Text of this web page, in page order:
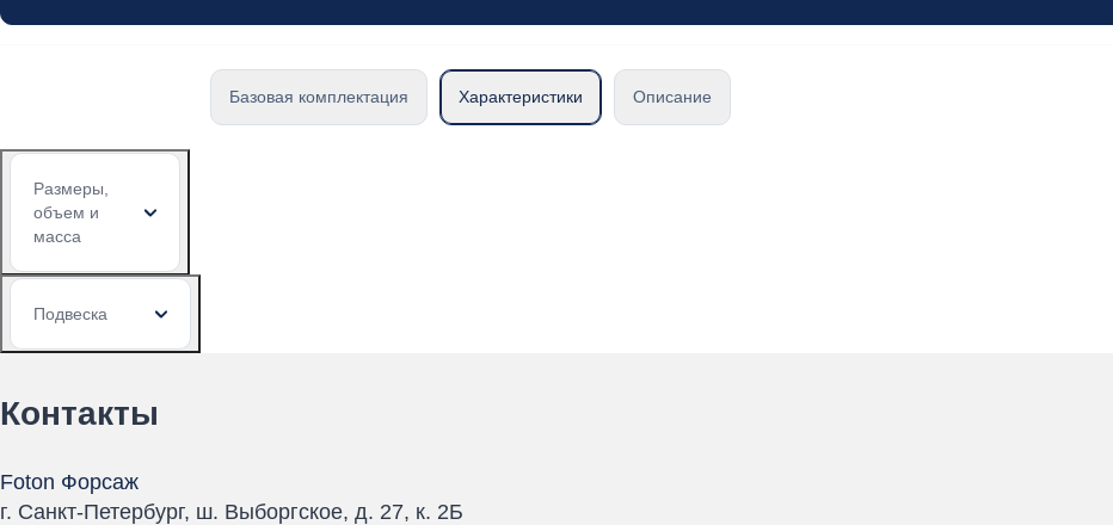
Базовая комплектация Характеристики Описание
Размеры,
объем и
масса
Подвеска
Контакты
Foton Форсаж
г. Санкт-Петербург, ш. Выборгское, д. 27, к. 2Б